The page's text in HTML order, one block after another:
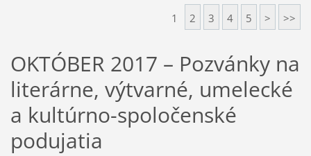
1 2 3 4 5 > >>
OKTÓBER 2017 – Pozvánky na
literárne, výtvarné, umelecké
a kultúrno-spoločenské
podujatia